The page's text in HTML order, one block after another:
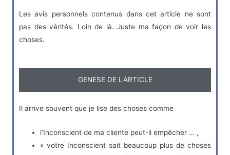
Les avis personnels contenus dans cet article ne sont
pas des vérités. Loin de là. Juste ma façon de voir les
choses.
GENESE DE L'ARTICLE
Il arrive souvent que je lise des choses comme
l’Inconscient de ma cliente peut-il empêcher … ,
« votre Inconscient sait beaucoup plus de choses